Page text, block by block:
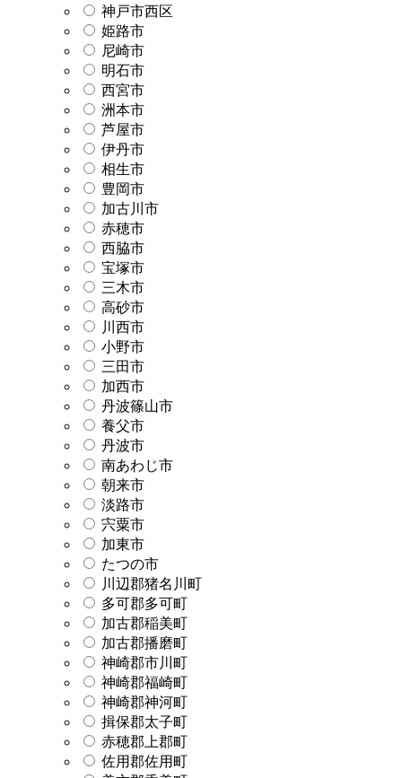
神戸市西区
姫路市
尼崎市
明石市
西宮市
洲本市
芦屋市
伊丹市
相生市
豊岡市
加古川市
赤穂市
西脇市
宝塚市
三木市
高砂市
川西市
小野市
三田市
加西市
丹波篠山市
養父市
丹波市
南あわじ市
朝来市
淡路市
宍粟市
加東市
たつの市
川辺郡猪名川町
多可郡多可町
加古郡稲美町
加古郡播磨町
神崎郡市川町
神崎郡福崎町
神崎郡神河町
揖保郡太子町
赤穂郡上郡町
佐用郡佐用町